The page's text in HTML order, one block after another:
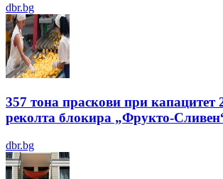
dbr.bg
357 тона праскови при капацитет
реколта блокира „Фрукто-
dbr.bg